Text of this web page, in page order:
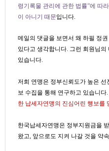
령기록물 관리에 관한 법률”에 따
이 아니기 때문입니다.
메일의 댓글을 보면서 왜 하필 정
있다고 생각합니다. 그런 회원님
있습니다.
저희 연맹은 정부신뢰도가 높은
보 수집을 통해 연구하고 있습니다.
한 납세자연맹의 진심어린 행보를
한국납세자연맹은 정부지원금을
왔고, 앞으로도 지켜 나갈 것을 약